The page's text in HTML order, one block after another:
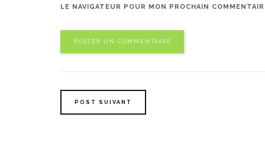
LE NAVIGATEUR POUR MON PROCHAIN
POST SUIVANT